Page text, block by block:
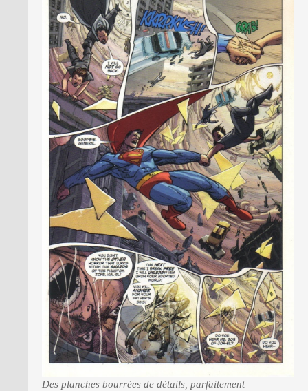
Des planches bourrées de détails, parfaitement